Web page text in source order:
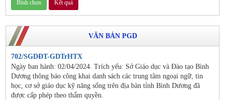
VĂN BẢN PGD
702/SGDĐT-GDTrHTX
Ngày ban hành: 02/04/2024. Trích yếu: Sở Giáo dục và Đào tạo Bình
Dương thông báo công khai danh sách các trung tâm ngoại ngữ, tin
học, cơ sở giáo dục kỹ năng sống trên địa bàn tỉnh Bình Dương đã
được cấp phép theo thẩm quyền.